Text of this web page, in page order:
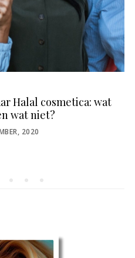
Halal cosmetica: wat
wat niet?
2020